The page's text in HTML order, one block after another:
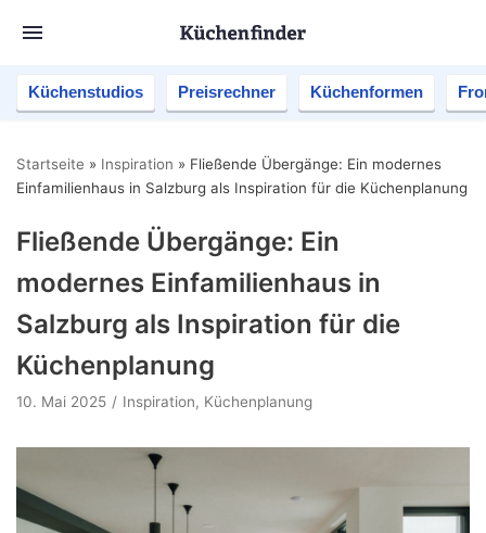
Küchenstudios Preisrechner Küchenformen
Startseite » Inspiration » Fließende Übergänge: Ein modernes
Einfamilienhaus in Salzburg als Inspiration für die Küchenplanung
Fließende Übergänge: Ein
modernes Einfamilienhaus in
Salzburg als Inspiration für die
Küchenplanung
10. Mai 2025 Inspiration, Küchenplanung